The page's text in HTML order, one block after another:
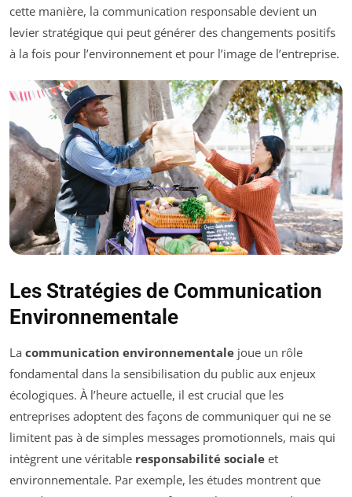
cette manière, la communication responsable devient un
levier stratégique qui peut générer des changements positifs
à la fois pour l’environnement et pour l’image de l’entreprise.
Les Stratégies de Communication
Environnementale
La communication environnementale joue un rôle
fondamental dans la sensibilisation du public aux enjeux
écologiques. À l’heure actuelle, il est crucial que les
entreprises adoptent des façons de communiquer qui ne se
limitent pas à de simples messages promotionnels, mais qui
intègrent une véritable responsabilité sociale et
environnementale. Par exemple, les études montrent que